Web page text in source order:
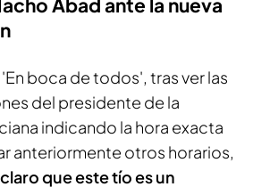
Abad ante la nueva
boca de todos', tras ver las
del presidente de la
indicando la hora exacta
anteriormente otros horarios,
que este tío es un